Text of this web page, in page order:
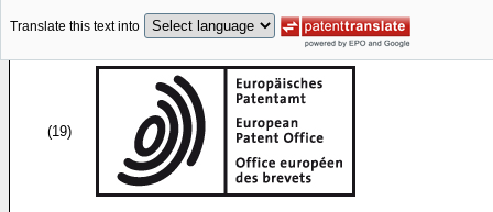
Translate this text into
(19)